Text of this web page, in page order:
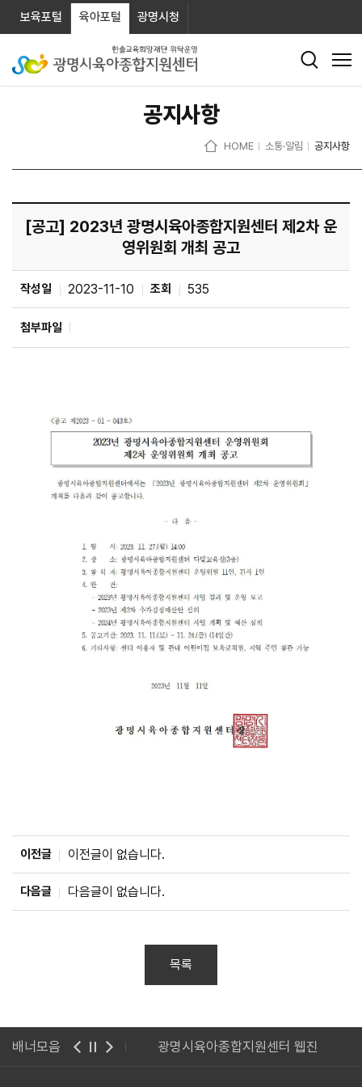
보육포털 육아포털 광명시청
공지사항
HOME 소통·알림 공지사항
[공고] 2023년 광명시육아종합지원센터 제2차 운
영위원회 개최 공고
작성일 2023-11-10 조회 535
첨부파일
이전글 이전글이 없습니다.
다음글 다음글이 없습니다.
목록
배너모음
이버 연수원 광명시육아종합지원센터 웹진